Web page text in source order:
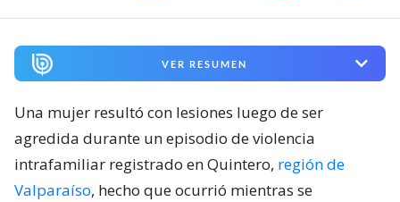
VER RESUMEN
Una mujer resultó con lesiones luego de ser
agredida durante un episodio de violencia
intrafamiliar registrado en Quintero, región de
Valparaíso, hecho que ocurrió mientras se